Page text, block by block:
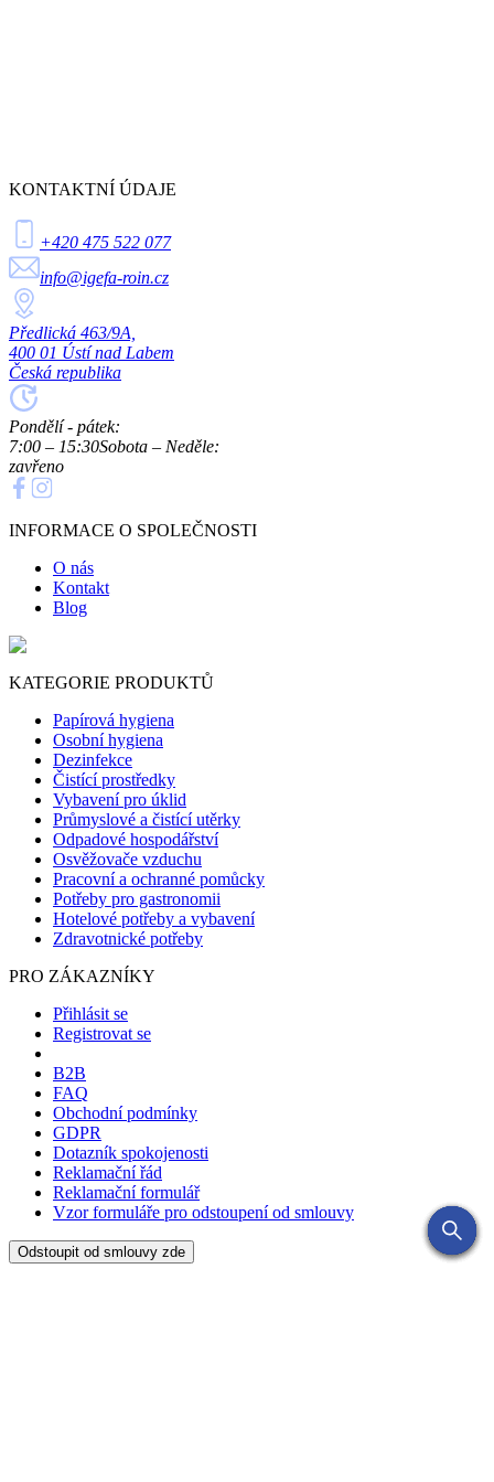
KONTAKTNÍ ÚDAJE
+420 475 522 077
info@igefa-roin.cz
Předlická 463/9A,
400 01 Ústí nad Labem
Česká republika
Pondělí - pátek:
7:00 – 15:30Sobota – Neděle:
zavřeno
INFORMACE O SPOLEČNOSTI
O nás
Kontakt
Blog
KATEGORIE PRODUKTŮ
Papírová hygiena
Osobní hygiena
Dezinfekce
Čistící prostředky
Vybavení pro úklid
Průmyslové a čistící utěrky
Odpadové hospodářství
Osvěžovače vzduchu
Pracovní a ochranné pomůcky
Potřeby pro gastronomii
Hotelové potřeby a vybavení
Zdravotnické potřeby
PRO ZÁKAZNÍKY
Přihlásit se
Registrovat se
B2B
FAQ
Obchodní podmínky
GDPR
Dotazník spokojenosti
Reklamační řád
Reklamační formulář
Vzor formuláře pro odstoupení od smlouvy
Odstoupit od smlouvy zde